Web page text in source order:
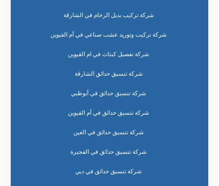
شركة تركيب بديل الرخام في الشارقة
شركة تركيب وتوريد عشب صناعي في أم القيوين
شركة تفصيل كبتات في ام القيوين
شركة تنسيق حدائق الشارقة
شركة تنسيق حدائق في أبوظبي
شركة تنسيق حدائق في أم القيوين
شركة تنسيق حدائق في العين
شركة تنسيق حدائق في الفجيرة
شركة تنسيق حدائق في دبي